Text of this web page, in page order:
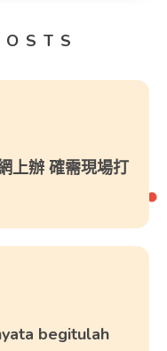
上辦 確需現場打
begitulah